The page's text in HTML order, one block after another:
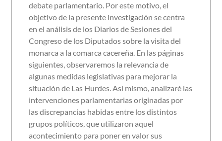
debate parlamentario. Por este motivo, el
objetivo de la presente investigación se centra
en el análisis de los Diarios de Sesiones del
Congreso de los Diputados sobre la visita del
monarca a la comarca cacereña. En las páginas
siguientes, observaremos la relevancia de
algunas medidas legislativas para mejorar la
situación de Las Hurdes. Así mismo, analizaré las
intervenciones parlamentarias originadas por
las discrepancias habidas entre los distintos
grupos políticos, que utilizaron aquel
acontecimiento para poner en valor sus